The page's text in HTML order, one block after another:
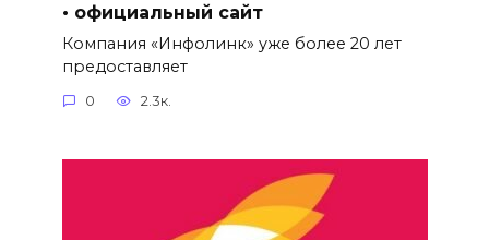
• официальный сайт
Компания «Инфолинк» уже более 20 лет
предоставляет
0 2.3к.